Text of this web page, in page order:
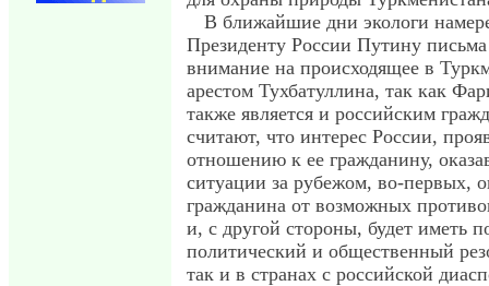
В ближайшие дни экологи
Президенту России Путину
внимание на происходящее в
арестом Тухбатуллина, так как
также является и российским
считают, что интерес России,
отношению к ее гражданину,
ситуации за рубежом, во-первых,
гражданина от возможных
и, с другой стороны, будет иметь
политический и общественный
так и в странах с российской